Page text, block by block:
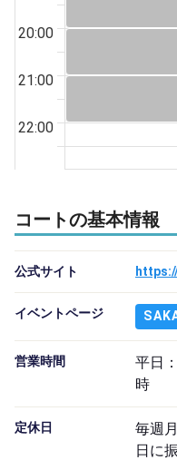
20:00
21:00
22:00
コートの基本情報
公式サイト
イベントページ
営業時間
平日
時
定休日
毎週
日に